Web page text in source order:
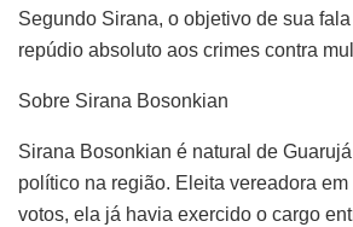
Segundo Sirana, o objetivo de sua
repúdio absoluto aos crimes contra
Sobre Sirana Bosonkian
Sirana Bosonkian é natural de
político na região. Eleita vereadora
votos, ela já havia exercido o cargo